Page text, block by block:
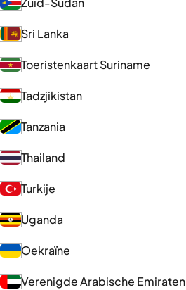
Sri Lanka
Toeristenkaart Suriname
Tadzjikistan
Tanzania
Thailand
Turkije
Uganda
Oekraïne
Verenigde Arabische Emiraten